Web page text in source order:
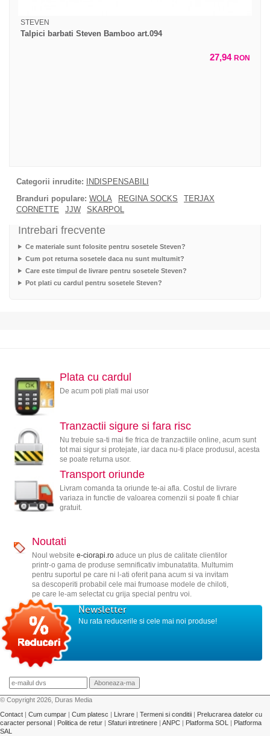
STEVEN
Talpici barbati Steven Bamboo art.094
27,94 RON
Categorii inrudite:
INDISPENSABILI
Branduri populare: WOLA REGINA SOCKS
TERJAX
CORNETTE
JJW SKARPOL
Intrebari frecvente
Ce materiale sunt folosite pentru sosetele Steven?
Cum pot returna sosetele daca nu sunt multumit?
Care este timpul de livrare pentru sosetele Steven?
Pot plati cu cardul pentru sosetele Steven?
Plata cu cardul
De acum poti plati mai usor
Tranzactii sigure si fara risc
Nu trebuie sa-ti mai fie frica de tranzactiile online, acum sunt
tot mai sigur si protejate, iar daca nu-ti place produsul, acesta
se poate returna usor.
Transport oriunde
Livram comanda ta oriunde te-ai afla. Costul de livrare
variaza in functie de valoarea comenzii si poate fi chiar
gratuit.
Noutati
Noul website e-ciorapi.roaduce un plus de calitate clientilor
printr-o gama de produse semnificativ imbunatatita. Multumim
pentru suportul pe care ni l-ati oferit pana acum si va invitam
sa descoperiti probabil cele mai frumoase modele de chiloti,
pe care le-am selectat cu grija special pentru voi.
Newsletter
Nu rata reducerile si cele mai noi produse!
© Copyright 2026, Duras Media
Contact | Cum cumpar | Cum platesc | Livrare | Termeni si conditii | Prelucrarea datelor cu
caracter personal | Politica de retur | Sfaturi intretinere | ANPC | Platforma SOL | Platforma
SAL